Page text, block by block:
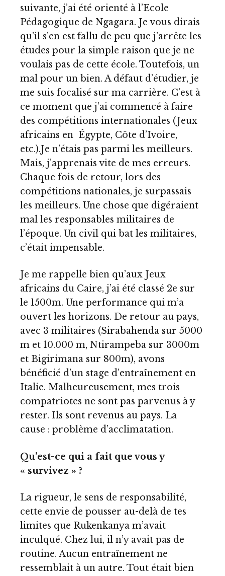
suivante, j’ai été orienté à l’Ecole
Pédagogique de Ngagara. Je vous dirais
qu’il s’en est fallu de peu que j’arrête les
études pour la simple raison que je ne
voulais pas de cette école. Toutefois, un
mal pour un bien. A défaut d’étudier, je
me suis focalisé sur ma carrière. C’est à
ce moment que j’ai commencé à faire
des compétitions internationales (Jeux
africains en Égypte, Côte d’Ivoire,
etc.).Je n’étais pas parmi les meilleurs.
Mais, j’apprenais vite de mes erreurs.
Chaque fois de retour, lors des
compétitions nationales, je surpassais
les meilleurs. Une chose que digéraient
mal les responsables militaires de
l’époque. Un civil qui bat les militaires,
c’était impensable.
Je me rappelle bien qu’aux Jeux
africains du Caire, j’ai été classé 2e sur
le 1500m. Une performance qui m’a
ouvert les horizons. De retour au pays,
avec 3 militaires (Sirabahenda sur 5000
m et 10.000 m, Ntirampeba sur 3000m
et Bigirimana sur 800m), avons
bénéficié d’un stage d’entraînement en
Italie. Malheureusement, mes trois
compatriotes ne sont pas parvenus à y
rester. Ils sont revenus au pays. La
cause : problème d’acclimatation.
Qu’est-ce qui a fait que vous y
« survivez » ?
La rigueur, le sens de responsabilité,
cette envie de pousser au-delà de tes
limites que Rukenkanya m’avait
inculqué. Chez lui, il n’y avait pas de
routine. Aucun entraînement ne
ressemblait à un autre. Tout était bien